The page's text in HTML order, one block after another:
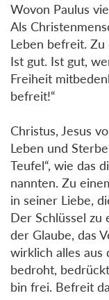
Wovon Paulus
Als
Leben befreit. Zu
Ist gut. Ist gut,
Freiheit
befreit!“
Christus, Jesus
Leben und
Teufel“, wie das
nannten. Zu
in seiner Liebe,
Der Schlüssel zu
der Glaube, das
wirklich alles aus
bedroht,
bin frei. Befreit